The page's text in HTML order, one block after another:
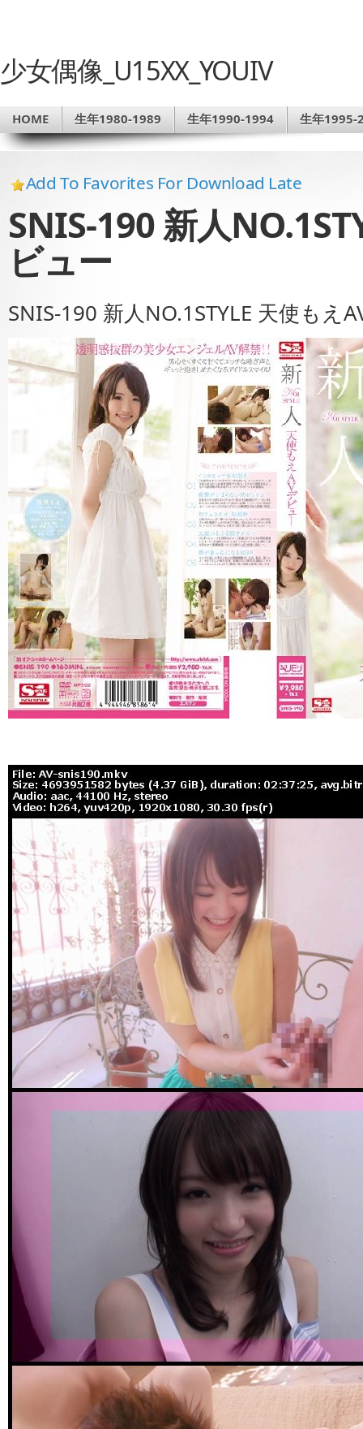
少女偶像_U15XX_YOUIV
HOME 生年1980-1989 生年1990-1994 生年1995-
Add To Favorites For Download Late
SNIS-190 新人
ビュー
SNIS-190 新人NO.1STYLE 天使もえ